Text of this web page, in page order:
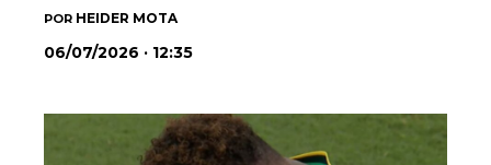
POR HEIDER MOTA
06/07/2026 · 12:35